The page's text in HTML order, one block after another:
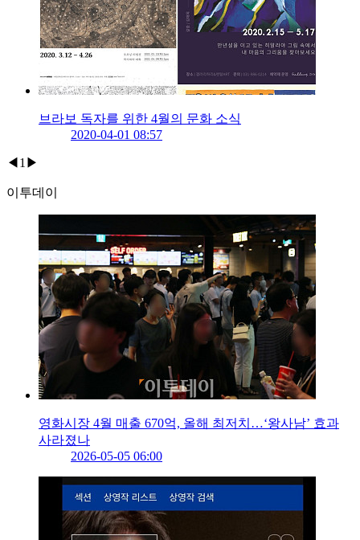
브라보 독자를 위한 4월의 문화 소식
2020-04-01 08:57
◀ 1 ▶
이투데이
영화시장 4월 매출 670억, 올해 최저치…‘왕사남’ 효과
사라졌나
2026-05-05 06:00